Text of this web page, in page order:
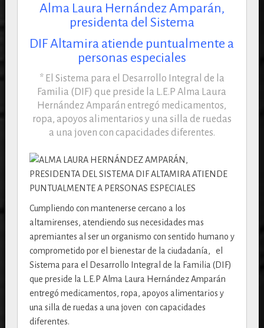
Alma Laura Hernández Amparán,
presidenta del Sistema
DIF Altamira atiende puntualmente a
personas especiales
* El Sistema para el Desarrollo Integral de la
Familia (DIF) que preside la L.E.P Alma Laura
Hernández Amparán entregó medicamentos,
ropa, apoyos alimentarios y una silla de ruedas
a una joven con capacidades diferentes.
Cumpliendo con mantenerse cercano a los
altamirenses, atendiendo sus necesidades mas
apremiantes al ser un organismo con sentido humano y
comprometido por el bienestar de la ciudadanía, el
Sistema para el Desarrollo Integral de la Familia (DIF)
que preside la L.E.P Alma Laura Hernández Amparán
entregó medicamentos, ropa, apoyos alimentarios y
una silla de ruedas a una joven con capacidades
diferentes.